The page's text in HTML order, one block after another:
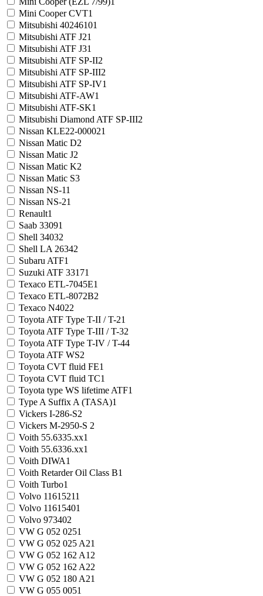
Mini Cooper CVT1
Mitsubishi 40246101
Mitsubishi ATF J21
Mitsubishi ATF J31
Mitsubishi ATF SP-II2
Mitsubishi ATF SP-III2
Mitsubishi ATF SP-IV1
Mitsubishi ATF-AW1
Mitsubishi ATF-SK1
Mitsubishi Diamond ATF SP-III2
Nissan KLE22-000021
Nissan Matic D2
Nissan Matic J2
Nissan Matic K2
Nissan Matic S3
Nissan NS-11
Nissan NS-21
Renault1
Saab 33091
Shell 34032
Shell LA 26342
Subaru ATF1
Suzuki ATF 33171
Texaco ETL-7045E1
Texaco ETL-8072B2
Texaco N4022
Toyota ATF Type T-II / T-21
Toyota ATF Type T-III / T-32
Toyota ATF Type T-IV / T-44
Toyota ATF WS2
Toyota CVT fluid FE1
Toyota CVT fluid TC1
Toyota type WS lifetime ATF1
Type A Suffix A (TASA)1
Vickers I-286-S2
Vickers M-2950-S 2
Voith 55.6335.xx1
Voith 55.6336.xx1
Voith DIWA1
Voith Retarder Oil Class B1
Voith Turbo1
Volvo 11615211
Volvo 11615401
Volvo 973402
VW G 052 0251
VW G 052 025 A21
VW G 052 162 A1 2
VW G 052 162 A22
VW G 052 180 A21
VW G 055 0051